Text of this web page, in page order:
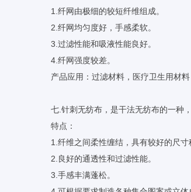
1.纤网由极细的较短纤维组成。
2.纤网均匀度好，手感柔软。
3.过滤性能和吸液性能良好。
4.纤网强度较差。
产品应用：过滤材料，医疗卫生用材
七.针刺无纺布，是干法无纺布的一种
特点：
1.纤维之间柔性缠结，具有较好的尺寸
2.良好的通透性和过滤性能。
3.手感丰满蓬松。